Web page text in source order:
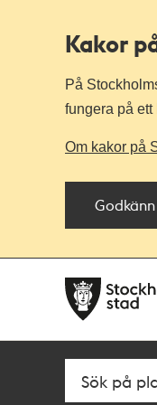
Kakor
På
fungera på ett
Om kakor på
navigationen
huvudinnehållet
Fritextsök